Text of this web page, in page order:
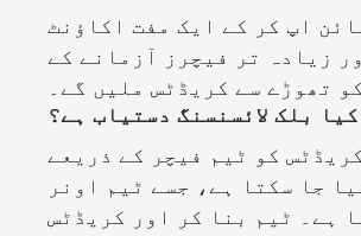
اپ کر کے ایک مفت اکاؤنٹ
زیادہ تر فیچرز آزمانے کے
تھوڑے سے کریڈٹس ملیں گے۔
کیا بلک لائسنسنگ دستیاب ہے؟
کو ٹیم فیچر کے ذریعے
جا سکتا ہے، جسے ٹیم اونر
ہے۔ ٹیم بنا کر اور کریڈٹس